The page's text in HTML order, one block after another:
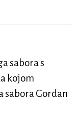
sabora s
kojom
sabora Gordan